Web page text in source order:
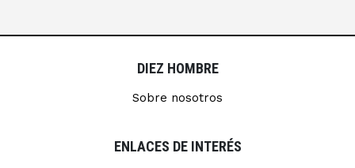
DIEZ HOMBRE
Sobre nosotros
ENLACES DE INTERÉS